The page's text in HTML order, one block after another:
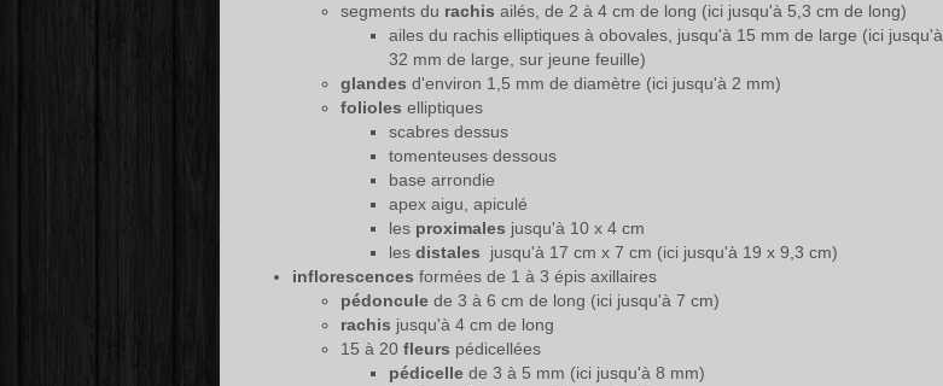
segments du rachis ailés, de 2 à 4 cm de long (ici jusqu'à 5,3 cm de long)
ailes du rachis elliptiques à obovales, jusqu'à 15 mm de large (ici jusqu'à
32 mm de large, sur jeune feuille)
glandes d'environ 1,5 mm de diamètre (ici jusqu'à 2 mm)
folioles elliptiques
scabres dessus
tomenteuses dessous
base arrondie
apex aigu, apiculé
les proximales jusqu'à 10 x 4 cm
les distales
jusqu'à 17 cm x 7 cm (ici jusqu'à 19 x 9,3 cm)
inflorescences formées de 1 à 3 épis axillaires
pédoncule de 3 à 6 cm de long (ici jusqu'à 7 cm)
rachis jusqu'à 4 cm de long
15 à 20 fleurs pédicellées
pédicelle de 3 à 5 mm (ici jusqu'à 8 mm)